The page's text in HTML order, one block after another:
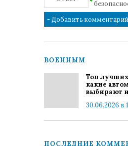
ВОЕННЫМ
Топ
какие
выбирают
30.06.2026 в
ПОСЛЕДНИЕ